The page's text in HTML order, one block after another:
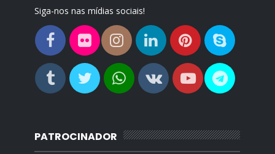
Siga-nos nas mídias sociais!
PATROCINADOR